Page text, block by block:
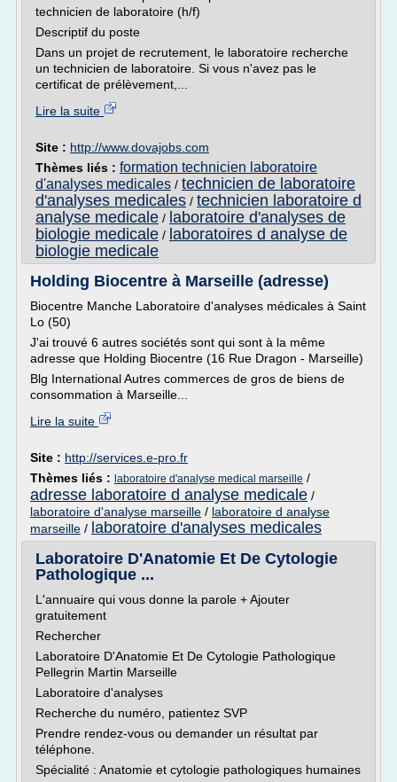
technicien de laboratoire (h/f)
Descriptif du poste
Dans un projet de recrutement, le laboratoire recherche
un technicien de laboratoire. Si vous n'avez pas le
certificat de prélèvement,...
Lire la suite
Site : http://www.dovajobs.com
Thèmes liés : formation technicien laboratoire
d'analyses medicales / technicien de laboratoire
d'analyses medicales / technicien laboratoire d
analyse medicale / laboratoire d'analyses de
biologie medicale / laboratoires d analyse de
biologie medicale
Holding Biocentre à Marseille (adresse)
Biocentre Manche Laboratoire d'analyses médicales à Saint
Lo (50)
J'ai trouvé 6 autres sociétés sont qui sont à la même
adresse que Holding Biocentre (16 Rue Dragon - Marseille)
Blg International Autres commerces de gros de biens de
consommation à Marseille...
Lire la suite
Site : http://services.e-pro.fr
Thèmes liés : laboratoire d'analyse medical marseille /
adresse laboratoire d analyse medicale /
laboratoire d'analyse marseille / laboratoire d analyse
marseille / laboratoire d'analyses medicales
Laboratoire D'Anatomie Et De Cytologie
Pathologique ...
L'annuaire qui vous donne la parole + Ajouter
gratuitement
Rechercher
Laboratoire D'Anatomie Et De Cytologie Pathologique
Pellegrin Martin Marseille
Laboratoire d'analyses
Recherche du numéro, patientez SVP
Prendre rendez-vous ou demander un résultat par
téléphone.
Spécialité : Anatomie et cytologie pathologiques humaines